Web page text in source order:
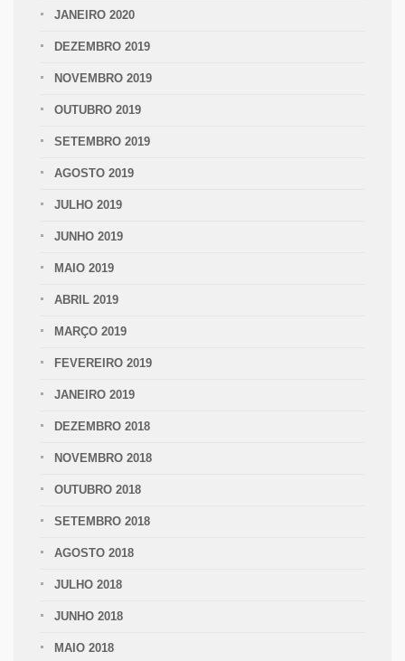
JANEIRO 2020
DEZEMBRO 2019
NOVEMBRO 2019
OUTUBRO 2019
SETEMBRO 2019
AGOSTO 2019
JULHO 2019
JUNHO 2019
MAIO 2019
ABRIL 2019
MARÇO 2019
FEVEREIRO 2019
JANEIRO 2019
DEZEMBRO 2018
NOVEMBRO 2018
OUTUBRO 2018
SETEMBRO 2018
AGOSTO 2018
JULHO 2018
JUNHO 2018
MAIO 2018